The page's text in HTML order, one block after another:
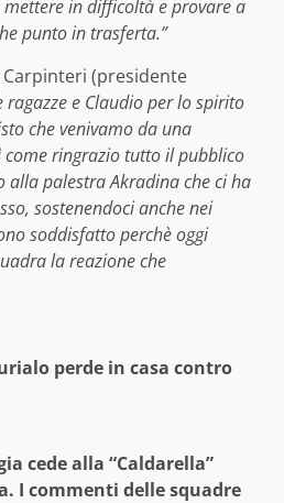
in difficoltà e provare a
punto in trasferta.”
(presidente
ragazze e Claudio per lo spirito
che venivamo da una
come ringrazio tutto il pubblico
alla palestra Akradina che ci ha
sostenendoci anche nei
soddisfatto perchè oggi
la reazione che
perde in casa contro
cede alla “Caldarella”
I commenti delle squadre